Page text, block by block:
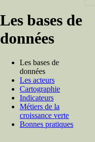
Les bases de
données
Les bases de
données
Les acteurs
Cartographie
Indicateurs
Métiers de la
croissance verte
Bonnes pratiques